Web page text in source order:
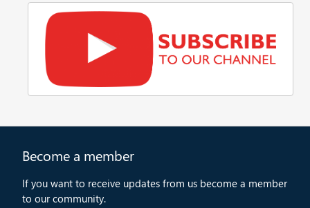
Become a member
If you want to receive updates from us become a member
to our community.